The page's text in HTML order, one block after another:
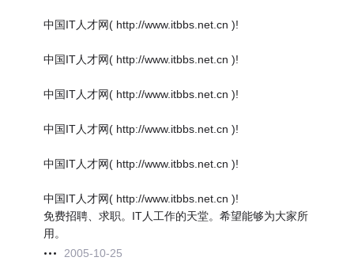
中国IT人才网( http://www.itbbs.net.cn )!
中国IT人才网( http://www.itbbs.net.cn )!
中国IT人才网( http://www.itbbs.net.cn )!
中国IT人才网( http://www.itbbs.net.cn )!
中国IT人才网( http://www.itbbs.net.cn )!
中国IT人才网( http://www.itbbs.net.cn )!
免费招聘、求职。IT人工作的天堂。希望能够为大家所
用。
2005-10-25